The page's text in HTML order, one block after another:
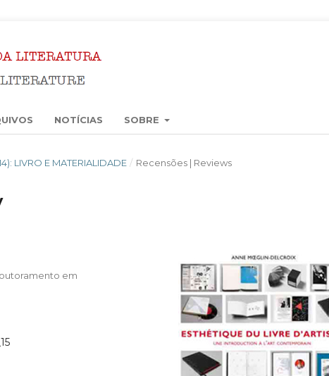
NOTÍCIAS SOBRE
LIVRO E MATERIALIDADE / Recensões | Reviews
em